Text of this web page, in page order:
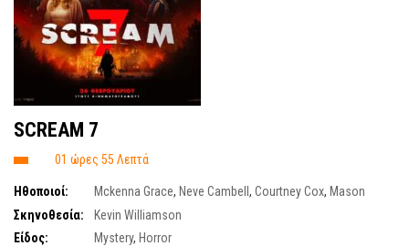
SCREAM 7
01 ώρες 55 Λεπτά
Ηθοποιοί: Mckenna Grace, Neve Cambell , Courtney Cox, Mason
Gooding,Jasmine Savoy-Brown,
Σκηνοθεσία:
Kevin Williamson
Είδος:
Mystery, Horror